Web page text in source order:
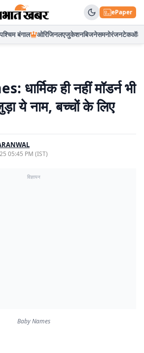
ePaper
पश्चिम बंगाल ओरिजिनलएजुकेशनबिजनेसमनोरंजनटेकऑटो
धार्मिक ही नहीं मॉडर्न भी
ये नाम, बच्चों के लिए
05:45 PM (IST)
विज्ञापन
Baby Names